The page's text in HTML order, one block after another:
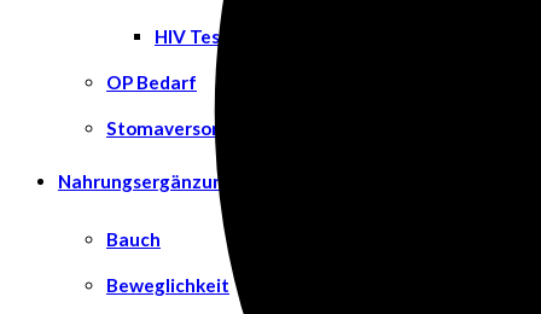
HIV Tests
OP Bedarf
Stomaversorgung
Nahrungsergänzungsmittel
Bauch
Beweglichkeit